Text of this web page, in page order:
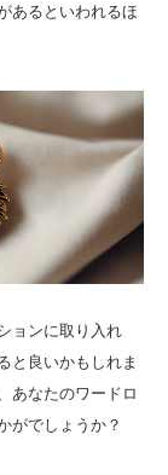
あるといわれるほ
ョンに取り入れ
と良いかもしれま
あなたのワードロ
がでしょうか？